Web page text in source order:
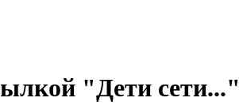
"Дети сети..."